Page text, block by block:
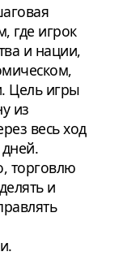
где игрок
и нации,
Цель игры
из
весь ход
торговлю
и